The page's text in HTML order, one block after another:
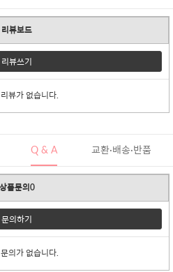
리뷰보드
리뷰쓰기
뷰가 없습니다.
Q & A 교환·배송·반품
상품문의0
문의하기
의가 없습니다.